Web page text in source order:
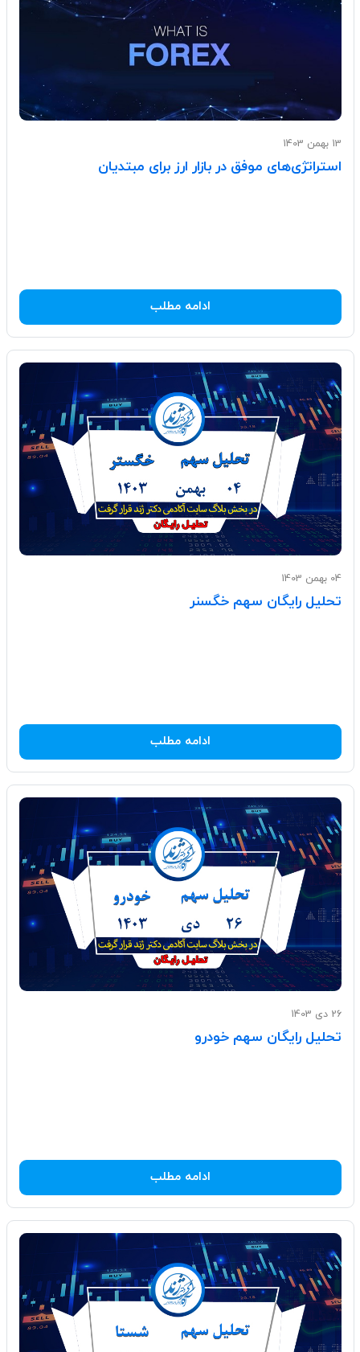
13 بهمن 1403
استراتژی‌های موفق در بازار ارز برای مبتدیان
ادامه مطلب
04 بهمن 1403
تحلیل رایگان سهم خگسنر
ادامه مطلب
26 دی 1403
تحلیل رایگان سهم خودرو
ادامه مطلب